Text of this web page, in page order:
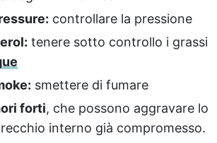
controllare la pressione
tenere sotto controllo i grassi
smettere di fumare
forti, che possono aggravare lo
interno già compromesso.